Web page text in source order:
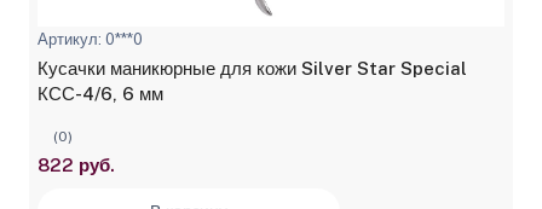
Артикул: 0***0
Кусачки маникюрные для кожи Silver Star Special
КСС-4/6, 6 мм
(0)
822 руб.